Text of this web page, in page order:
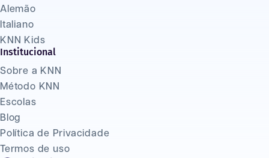
Alemão
Italiano
KNN Kids
Institucional
Sobre a KNN
Método KNN
Escolas
Blog
Política de Privacidade
Termos de uso